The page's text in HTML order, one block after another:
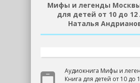
Мифы и легенды
для детей от 10 до 12
Наталья
Аудиокнига Мифы и
Книга для детей от 10 до